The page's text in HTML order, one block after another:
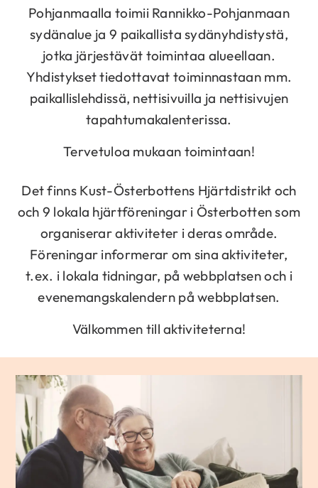
Pohjanmaalla toimii Rannikko-Pohjanmaan
sydänalue ja 9 paikallista sydänyhdistystä,
jotka järjestävät toimintaa alueellaan.
Yhdistykset tiedottavat toiminnastaan mm.
paikallislehdissä, nettisivuilla ja nettisivujen
tapahtumakalenterissa.
Tervetuloa mukaan toimintaan!
Det finns Kust-Österbottens Hjärtdistrikt och
och 9 lokala hjärtföreningar i Österbotten som
organiserar aktiviteter i deras område.
Föreningar informerar om sina aktiviteter,
t.ex. i lokala tidningar, på webbplatsen och i
evenemangskalendern på webbplatsen.
Välkommen till aktiviteterna!